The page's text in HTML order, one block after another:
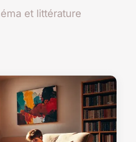
et littérature